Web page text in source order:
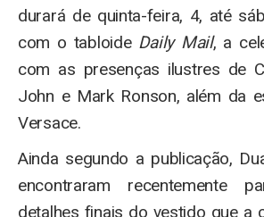
durará de quinta-feira, 4, até
com o tabloide Daily Mail, a
com as presenças ilustres de
John e Mark Ronson, além da
Versace.
Ainda segundo a publicação,
encontraram recentemente
detalhes finais do vestido que a